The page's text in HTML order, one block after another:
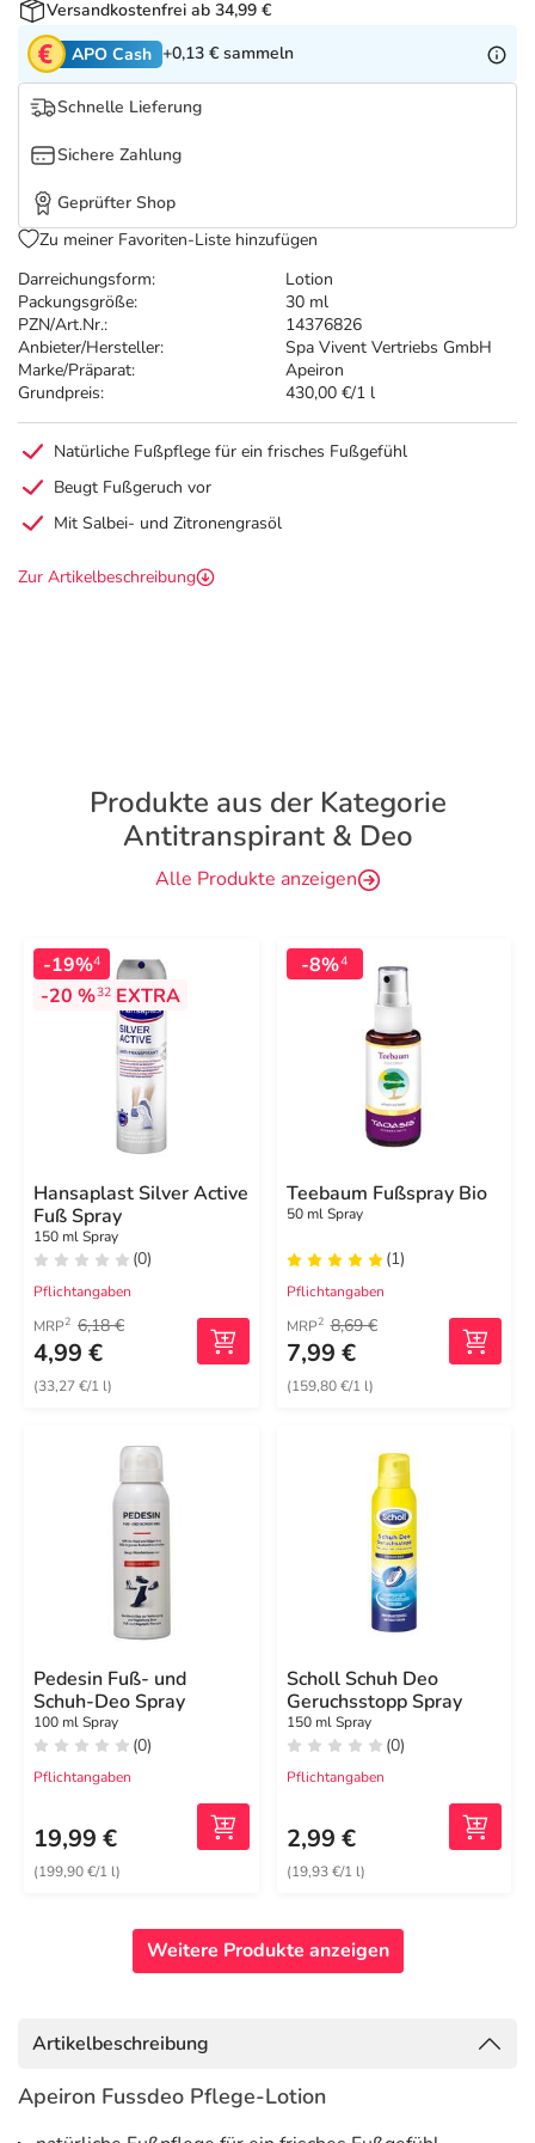
Tierapotheke
Vitamine & Mineralstoffe
Marken
Salus Deals
Darreichungsform:
Lotion
Packungsgröße:
30 ml
PZN/Art.Nr.:
14376826
Anbieter/Hersteller:
Spa Vivent Vertriebs GmbH
Marke/Präparat:
Apeiron
Grundpreis:
430,00 €/1 l
Versandkostenfrei ab 34,99 €
APO Cash +0,13 € sammeln
Schnelle Lieferung
Sichere Zahlung
Geprüfter Shop
Zu meiner Favoriten-Liste hinzufügen
Natürliche Fußpflege für ein frisches Fußgefühl
Beugt Fußgeruch vor
Mit Salbei- und Zitronengrasöl
Zur Artikelbeschreibung
Produkte aus der Kategorie
Antitranspirant & Deo
Alle Produkte anzeigen
-19%4
-20 %32EXTRA
Hansaplast Silver Active
Fuß Spray
150 ml Spray
(0)
Pflichtangaben
MRP2 6,18 €
4,99 €
(33,27 €/1 l)
-8%4
Teebaum Fußspray Bio
50 ml Spray
(1)
Pflichtangaben
MRP2 8,69 €
7,99 €
(159,80 €/1 l)
Pedesin Fuß- und
Schuh-Deo Spray
100 ml Spray
(0)
Pflichtangaben
19,99 €
(199,90 €/1 l)
Scholl Schuh Deo
Geruchsstopp Spray
150 ml Spray
(0)
Pflichtangaben
2,99 €
(19,93 €/1 l)
Weitere Produkte anzeigen
Artikelbeschreibung
Apeiron Fussdeo Pflege-Lotion